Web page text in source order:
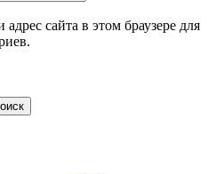
сайта в этом браузере для